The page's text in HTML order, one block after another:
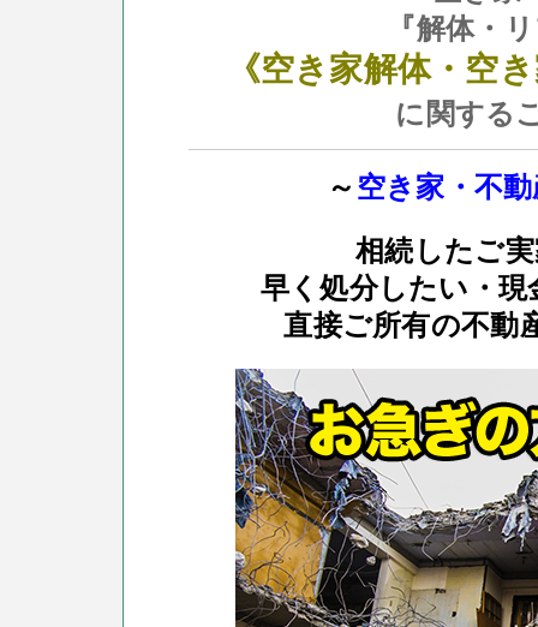
『解体・
《空き家解体・空
に関する
～空き家・不
相続したご
早く処分したい・
直接ご所有の不動